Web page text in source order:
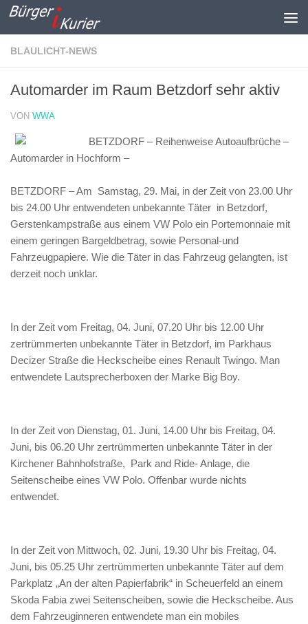
Zum Inhalt springen
BLAULICHT-NEWS
Automarder im Raum Betzdorf sehr aktiv
VON WWA
BETZDORF – Reihenweise Autoaufbrüche –
Automarder in Hochform –
BETZDORF – Am Samstag, 29. Mai, in der Zeit von 23.00 Uhr
bis 24.00 Uhr entwendeten unbekannte Täter in Betzdorf,
Gerstenkampstraße aus einem VW Polo ein Portemonnaie mit
einem geringen Bargeldbetrag, sowie Personal-und
Fahrzeugpapiere. Wie die Täter in das Fahrzeug gelangten, ist
derzeit noch unklar.
In der Zeit vom Freitag, 04. Juni, 07.20 Uhr bis 12.00 Uhr
zertrümmerten unbekannte Täter in Betzdorf, im Parkhaus
Decizer Straße die Heckscheibe eines Renault Twingo. Man
entwendete Lautsprecherboxen der Marke Big Boy.
In der Zeit von Dienstag, 01. Juni, 14.00 Uhr bis Freitag, 04.
Juni, bis 06.20 Uhr zertrümmerten unbekannte Täter in der
Kirchener Bahnhofstraße, Park and Ride- Anlage, die
Seitenscheibe eines VW Polo. Offenbar wurde nichts
entwendet.
In der Zeit von Mittwoch, 02. Juni, 19.30 Uhr bis Freitag, 04.
Juni, bis 05.25 Uhr zertrümmerten unbekannte Täter auf dem
Parkplatz „An der alten Papierfabrik“ in Scheuerfeld an einem
Skoda Fabia zwei Seitenscheiben, sowie die Heckscheibe. Aus
dem Fahrzeuginneren entwendete man ein mobiles